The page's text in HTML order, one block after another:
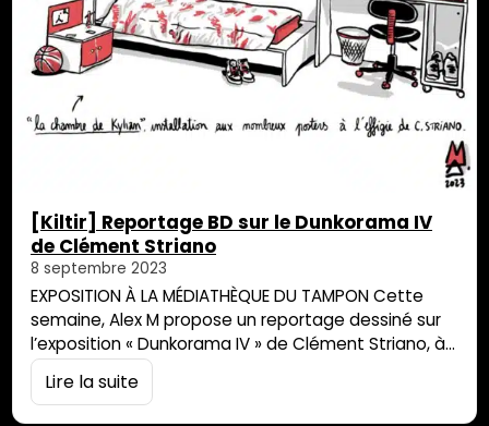
[Kiltir] Reportage BD sur le Dunkorama IV
de Clément Striano
8 septembre 2023
EXPOSITION À LA MÉDIATHÈQUE DU TAMPON Cette
semaine, Alex M propose un reportage dessiné sur
l’exposition « Dunkorama IV » de Clément Striano, à
retrouver à la Médiathèque du Tampon, jusqu’au 24
septembre. L’exposition revient sur la carrière du 1er
Lire la suite